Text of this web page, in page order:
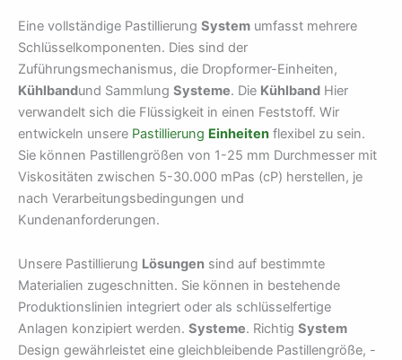
Eine vollständige Pastillierung System umfasst mehrere
Schlüsselkomponenten. Dies sind der
Zuführungsmechanismus, die Dropformer-Einheiten,
Kühlbandund Sammlung Systeme. Die Kühlband Hier
verwandelt sich die Flüssigkeit in einen Feststoff. Wir
entwickeln unsere Pastillierung Einheiten flexibel zu sein.
Sie können Pastillengrößen von 1-25 mm Durchmesser mit
Viskositäten zwischen 5-30.000 mPas (cP) herstellen, je
nach Verarbeitungsbedingungen und
Kundenanforderungen.
Unsere Pastillierung Lösungen sind auf bestimmte
Materialien zugeschnitten. Sie können in bestehende
Produktionslinien integriert oder als schlüsselfertige
Anlagen konzipiert werden. Systeme. Richtig System
Design gewährleistet eine gleichbleibende Pastillengröße, -